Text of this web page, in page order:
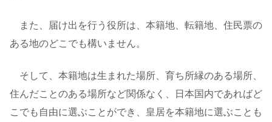
また、届け出を行う役所は、本籍地、転籍地、住民票の
ある地のどこでも構いません。
そして、本籍地は生まれた場所、育ち所縁のある場所、
住んだことのある場所など関係なく、日本国内であればど
こでも自由に選ぶことができ、皇居を本籍地に選ぶことも